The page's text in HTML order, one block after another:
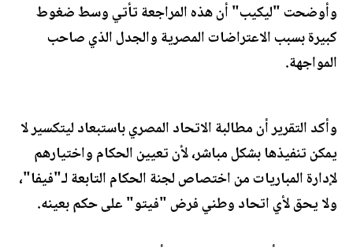
وأوضحت "ليكيب" أن هذه المراجعة تأتي وسط ضغوط
كبيرة بسبب الاعتراضات المصرية والجدل الذي صاحب
المواجهة.
وأكد التقرير أن مطالبة الاتحاد المصري باستبعاد ليتكسير لا
يمكن تنفيذها بشكل مباشر، لأن تعيين الحكام واختيارهم
لإدارة المباريات من اختصاص لجنة الحكام التابعة لـ"فيفا"،
ولا يحق لأي اتحاد وطني فرض "فيتو" على حكم بعينه.